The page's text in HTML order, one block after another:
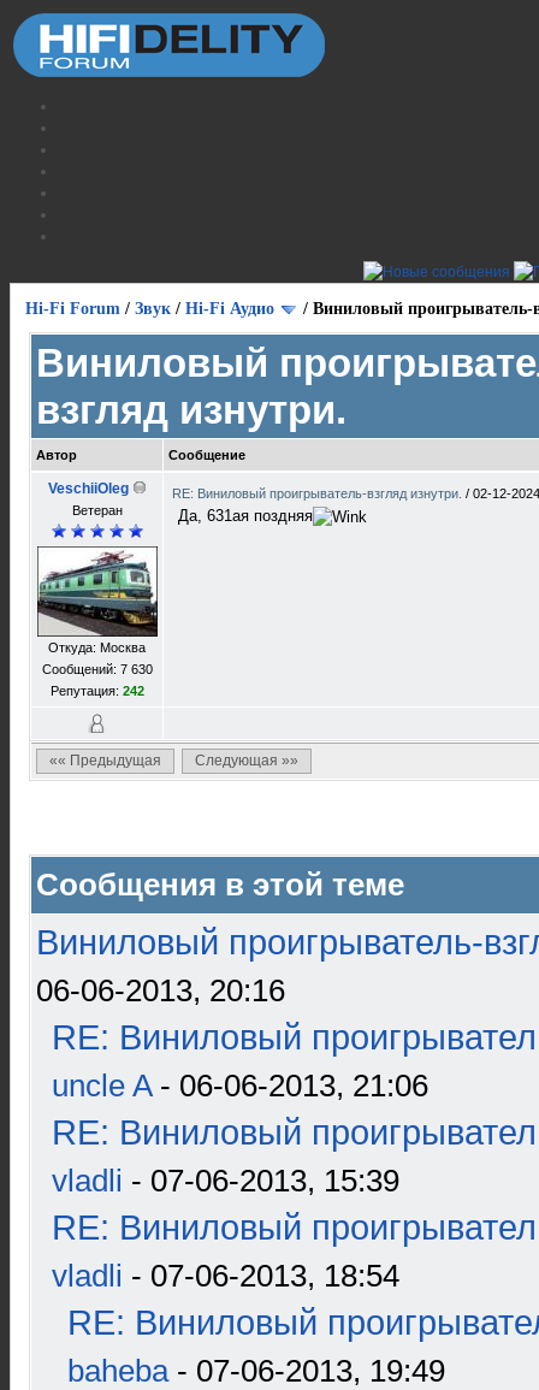
Hi-Fi Forum / Звук / Hi-Fi Аудио / Виниловый проигрыватель-
Виниловый
взгляд изнутри.
Автор Сообщение
VeschiiOleg
Ветеран
Откуда: Москва
Сообщений: 7 630
Репутация: 242
RE: Виниловый проигрыватель-взгляд изнутри. / 02-12-
Да, 631ая поздняя
«« Предыдущая Следующая »»
Сообщения в этой теме
Виниловый проигрыватель-
06-06-2013, 20:16
RE: Виниловый
uncle A- 06-06-2013, 21:06
RE: Виниловый
vladli - 07-06-2013, 15:39
RE: Виниловый
vladli - 07-06-2013, 18:54
RE: Виниловый
baheba- 07-06-2013, 19:49